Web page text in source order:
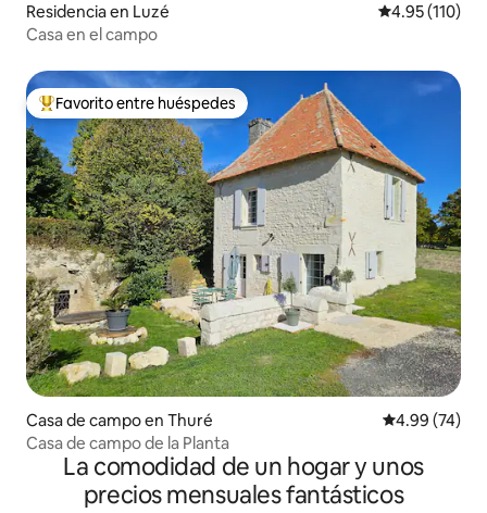
Residencia en Luzé Calificación
4.95 (110)
Casa en el campo
De los mejores en Favorito entre huéspedes
Favorito entre huéspedes
Casa de campo en Thuré Calificación
4.99 (74)
Casa de campo de la Planta
La comodidad de un hogar y unos
precios mensuales fantásticos